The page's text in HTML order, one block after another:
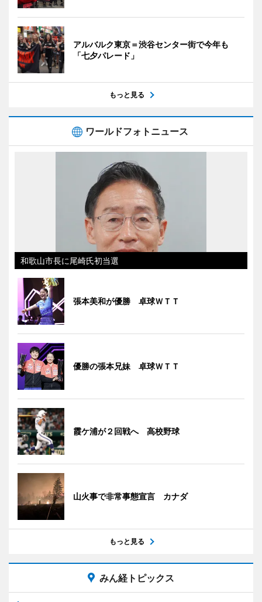
アルバルク東京＝渋谷センター街で今年も
「七夕パレード」
もっと見る
ワールドフォトニュース
和歌山市長に尾崎氏初当選
張本美和が優勝 卓球ＷＴＴ
優勝の張本兄妹 卓球ＷＴＴ
霞ケ浦が２回戦へ 高校野球
山火事で非常事態宣言 カナダ
もっと見る
みん経トピックス